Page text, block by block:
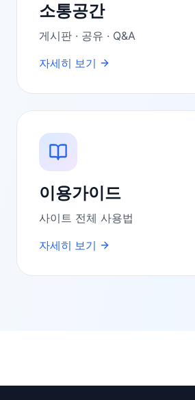
소통공간
게시판 · 공유 · Q&A
자세히 보기
이용가이드
사이트 전체 사용법
자세히 보기